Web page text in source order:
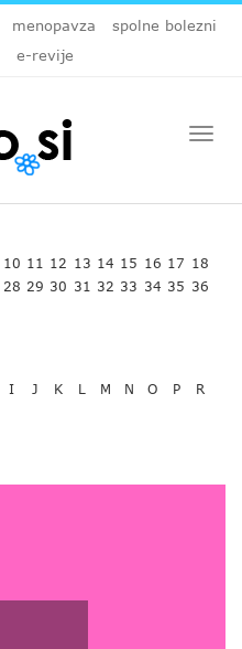
menopavza
spolne bolezni
e-revije
10 11 12 13 14 15 16 17 18
28 29 30 31 32 33 34 35 36
I J K L M N O P
R